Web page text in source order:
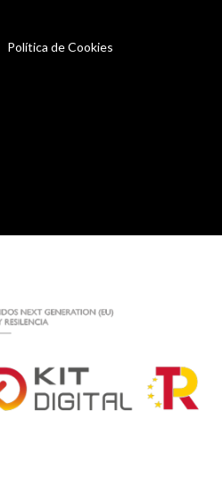
Política de Cookies